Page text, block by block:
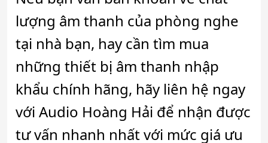
lượng âm thanh của phòng nghe
tại nhà bạn, hay cần tìm mua
những thiết bị âm thanh nhập
khẩu chính hãng, hãy liên hệ ngay
với Audio Hoàng Hải để nhận được
tư vấn nhanh nhất với mức giá ưu